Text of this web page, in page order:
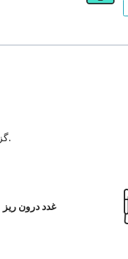
گزینه های درمانی مقرون به صرفه با همه طیف های ممکن از روش های پزشکی برای انتخاب با بهترین کیفیت مراقبت های بهداشتی در کشور.
غدد درون ریز